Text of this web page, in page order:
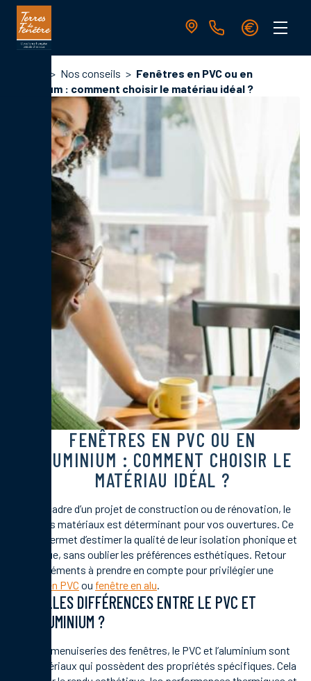
Aller
contenu
principale
Nos conseils
Fenêtres en PVC ou en
aluminium : comment choisir le matériau idéal ?
FENÊTRES EN PVC OU EN
ALUMINIUM : COMMENT CHOISIR LE
MATÉRIAU IDÉAL ?
Dans le cadre d’un projet de construction ou de rénovation, le
choix des matériaux est déterminant pour vos ouvertures. Ce
critère permet d’estimer la qualité de leur isolation phonique et
thermique, sans oublier les préférences esthétiques. Retour
sur les éléments à prendre en compte pour privilégier une
fenêtre en PVC ou fenêtre en alu.
QUELLES DIFFÉRENCES ENTRE LE PVC ET
L’ALUMINIUM ?
Pour les menuiseries des fenêtres, le PVC et l’aluminium sont
des matériaux qui possèdent des propriétés spécifiques. Cela